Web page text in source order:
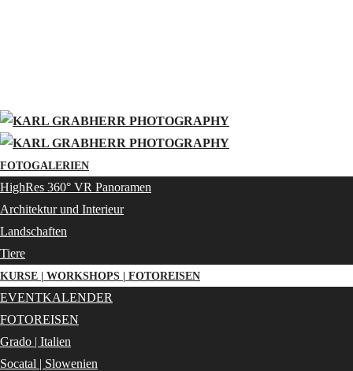
FOTOGALERIEN
HighRes 360° VR Panoramen
Architektur und Interieur
Landschaften
Tiere
KURSE | WORKSHOPS | FOTOREISEN
EVENTKALENDER
FOTOREISEN
Grado | Italien
Socatal | Slowenien